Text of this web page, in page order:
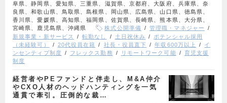
阜県、静岡県、愛知県、三重県、滋賀県、京都府、大阪府、兵庫県、奈
良県、和歌山県、鳥取県、島根県、岡山県、広島県、山口県、徳島県、
香川県、愛媛県、高知県、福岡県、佐賀県、長崎県、熊本県、大分県、
宮崎県、鹿児島県、沖縄県
株式公開準備
管理職・マネジャー
新規事業・新サービス
転勤なし 土日祝休み
ポテンシャル採用
（未経験可）
20代役員在籍 社長・役員直下 年収600万以上
イ
ンセンティブ制度
フレックス勤務 リモートワーク可能
育児支援
制度
経営者やPEファンドと伴走し、M&A仲介
やCXO人材のヘッドハンティングを一気
通貫で牽引。圧倒的な裁…